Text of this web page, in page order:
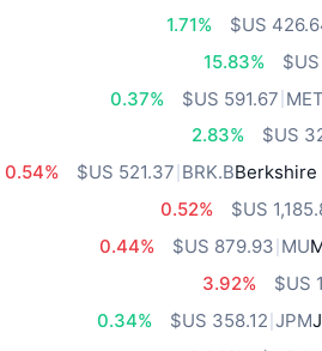
1.71%
15.83%
0.37%
2.83%
Berkshire
BRK.B
0.54%
0.52%
MU
0.44%
3.92%
JPM
0.34%